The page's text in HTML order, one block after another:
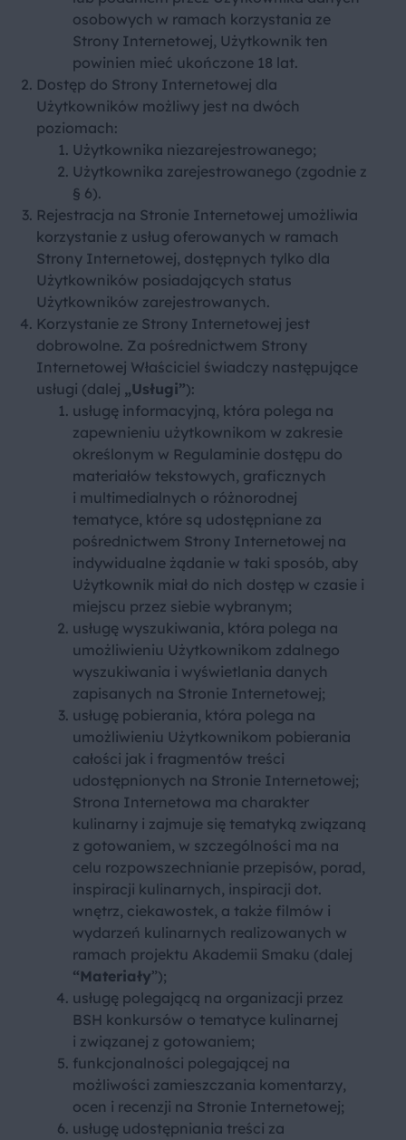
osobowych w ramach korzystania ze
Strony Internetowej, Użytkownik ten
powinien mieć ukończone 18 lat.
Dostęp do Strony Internetowej dla
Użytkowników możliwy jest na dwóch
poziomach:
Użytkownika niezarejestrowanego;
Użytkownika zarejestrowanego (zgodnie z
§ 6).
Rejestracja na Stronie Internetowej umożliwia
korzystanie z usług oferowanych w ramach
Strony Internetowej, dostępnych tylko dla
Użytkowników posiadających status
Użytkowników zarejestrowanych.
Korzystanie ze Strony Internetowej jest
dobrowolne. Za pośrednictwem Strony
Internetowej Właściciel świadczy następujące
usługi (dalej „Usługi”):
usługę informacyjną, która polega na
zapewnieniu użytkownikom w zakresie
określonym w Regulaminie dostępu do
materiałów tekstowych, graficznych
i multimedialnych o różnorodnej
tematyce, które są udostępniane za
pośrednictwem Strony Internetowej na
indywidualne żądanie w taki sposób, aby
Użytkownik miał do nich dostęp w czasie i
miejscu przez siebie wybranym;
usługę wyszukiwania, która polega na
umożliwieniu Użytkownikom zdalnego
wyszukiwania i wyświetlania danych
zapisanych na Stronie Internetowej;
usługę pobierania, która polega na
umożliwieniu Użytkownikom pobierania
całości jak i fragmentów treści
udostępnionych na Stronie Internetowej;
Strona Internetowa ma charakter
kulinarny i zajmuje się tematyką związaną
z gotowaniem, w szczególności ma na
celu rozpowszechnianie przepisów, porad,
inspiracji kulinarnych, inspiracji dot.
wnętrz, ciekawostek, a także filmów i
wydarzeń kulinarnych realizowanych w
ramach projektu Akademii Smaku (dalej
“Materiały”);
usługę polegającą na organizacji przez
BSH konkursów o tematyce kulinarnej
i związanej z gotowaniem;
funkcjonalności polegającej na
możliwości zamieszczania komentarzy,
ocen i recenzji na Stronie Internetowej;
usługę udostępniania treści za